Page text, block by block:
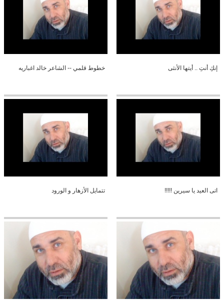
إنكِ أنتِ .. أيتها الأنثى خطوط قلمي -- الشاعر خالد اغباريه
اتى العيد يا سيرين !!!!! تتمايل الأزهار و الورود